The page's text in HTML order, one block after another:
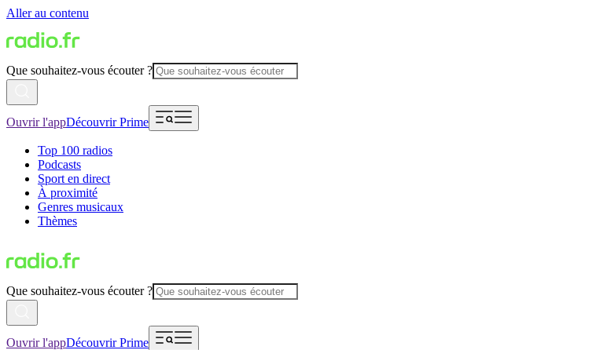
Aller au contenu
Que souhaitez-vous écouter ?
Ouvrir l'appDécouvrir Prime
Top 100 radios
Podcasts
Sport en direct
À proximité
Genres musicaux
Thèmes
Que souhaitez-vous écouter ?
Ouvrir l'appDécouvrir Prime